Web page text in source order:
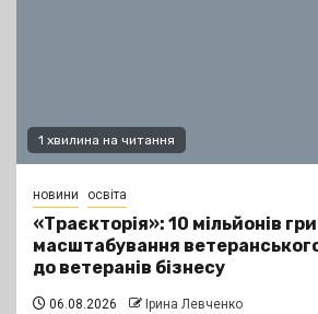
1 хвилина на читання
новини освіта
«Траєкторія»: 10 мільйонів
масштабування
до ветеранів бізнесу
06.08.2026 Ірина Левченко